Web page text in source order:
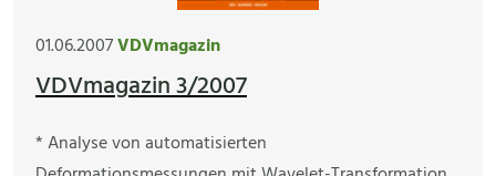
01.06.2007VDVmagazin
VDVmagazin 3/2007
* Analyse von automatisierten